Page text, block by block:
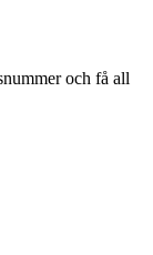
och få all